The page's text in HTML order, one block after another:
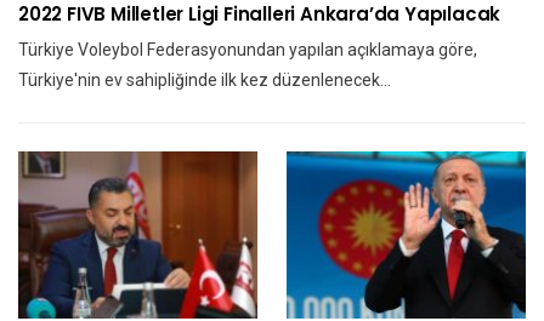
2022 FIVB Milletler Ligi Finalleri Ankara’da Yapılacak
Türkiye Voleybol Federasyonundan yapılan açıklamaya göre,
Türkiye'nin ev sahipliğinde ilk kez düzenlenecek…